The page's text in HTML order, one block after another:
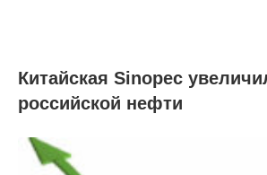
Китайская Sinopec
российской нефти